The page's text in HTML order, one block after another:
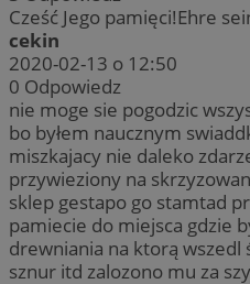
Cześć Jego pamięci!Ehre
cekin
2020-02-13 o 12:50
0 Odpowiedz
nie moge sie pogodzic
bo byłem naucznym
miszkajacy nie daleko
przywieziony na
sklep gestapo go stamtad
pamiecie do miejsca gdzie
drewniania na ktorą wszedl
sznur itd zalozono mu za